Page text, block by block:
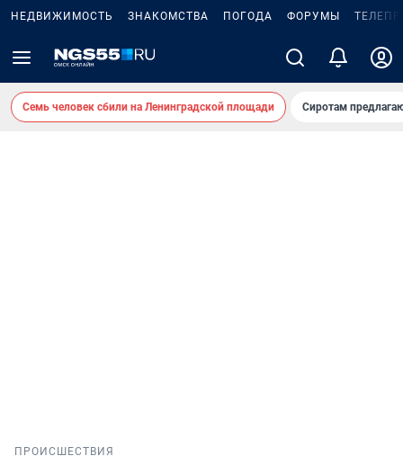
НЕДВИЖИМОСТЬ ЗНАКОМСТВА ПОГОДА ФОРУМЫ
Семь человек сбили на Ленинградской площади Сиротам
ПРОИСШЕСТВИЯ